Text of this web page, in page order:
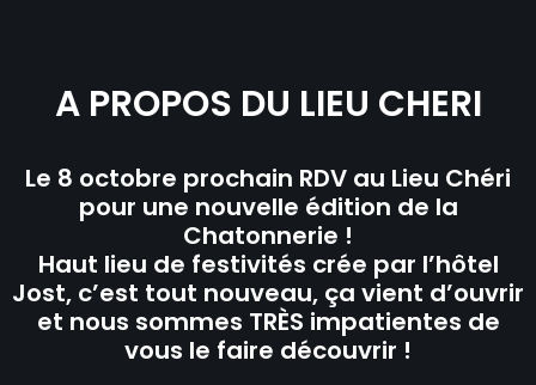
A PROPOS DU LIEU CHERI
Le 8 octobre prochain RDV au Lieu Chéri
pour une nouvelle édition de la
Chatonnerie !
Haut lieu de festivités crée par l’hôtel
Jost, c’est tout nouveau, ça vient d’ouvrir
et nous sommes TRÈS impatientes de
vous le faire découvrir !